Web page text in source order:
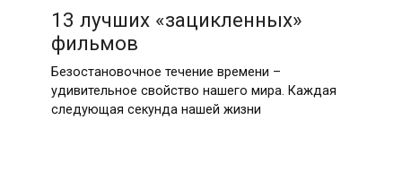
13 лучших «зацикленных»
фильмов
Безостановочное течение времени –
удивительное свойство нашего мира. Каждая
следующая секунда нашей жизни